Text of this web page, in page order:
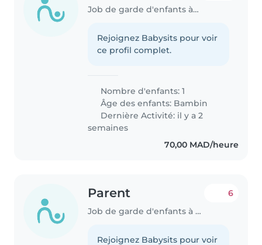
Job de garde d'enfants à Agadir
Rejoignez Babysits pour voir
ce profil complet.
Nombre d'enfants: 1
Âge des enfants: Bambin
Dernière Activité: il y a 2
semaines
70,00 MAD/heure
Parent
Job de garde d'enfants à Agadir
6
Rejoignez Babysits pour voir